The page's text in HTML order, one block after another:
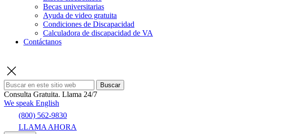
Becas universitarias
Ayuda de video gratuita
Condiciones de Discapacidad
Calculadora de discapacidad de VA
Contáctanos
Buscar
Consulta Gratuita. Llama 24/7
We speak English
(800) 562-9830
LLAMA AHORA